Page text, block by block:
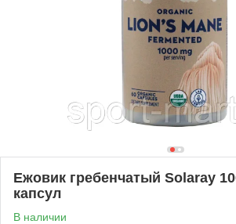
Ежовик гребенчатый Solaray
капсул
В наличии